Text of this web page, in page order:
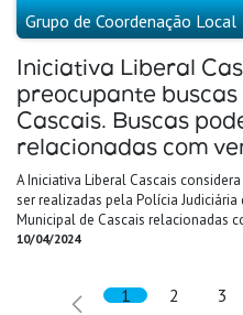
Grupo de Coordenação Local
Iniciativa Liberal
preocupante
Cascais. Buscas
relacionadas com
A Iniciativa Liberal Cascais
ser realizadas pela Polícia
Municipal de Cascais relacionadas
10/04/2024
1 2 3